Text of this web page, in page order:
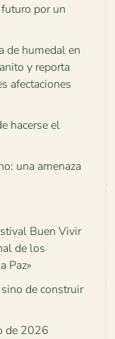
por un
de humedal en
y reporta
afectaciones
hacerse el
una amenaza
Buen Vivir
de los
Paz»
de construir
de 2026